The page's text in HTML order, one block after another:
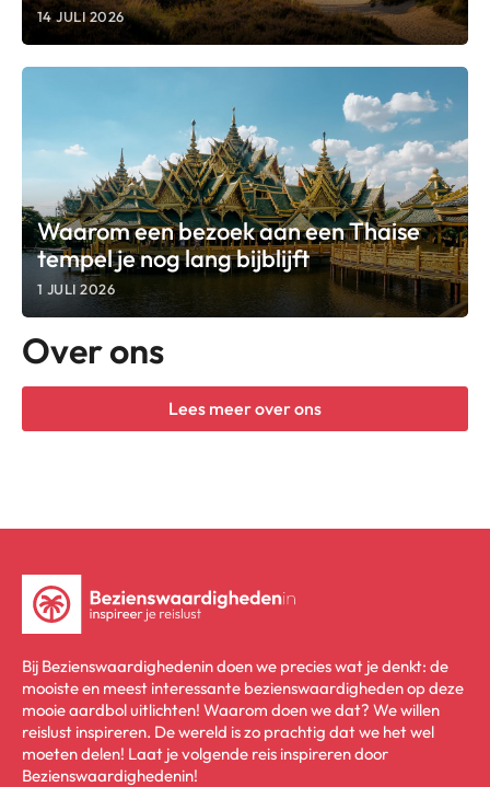
14 JULI 2026
Waarom een bezoek aan een Thaise
tempel je nog lang bijblijft
1 JULI 2026
Over ons
Lees meer over ons
Bij Bezienswaardighedenin doen we precies wat je denkt: de
mooiste en meest interessante bezienswaardigheden op deze
mooie aardbol uitlichten! Waarom doen we dat? We willen
reislust inspireren. De wereld is zo prachtig dat we het wel
moeten delen! Laat je volgende reis inspireren door
Bezienswaardighedenin!